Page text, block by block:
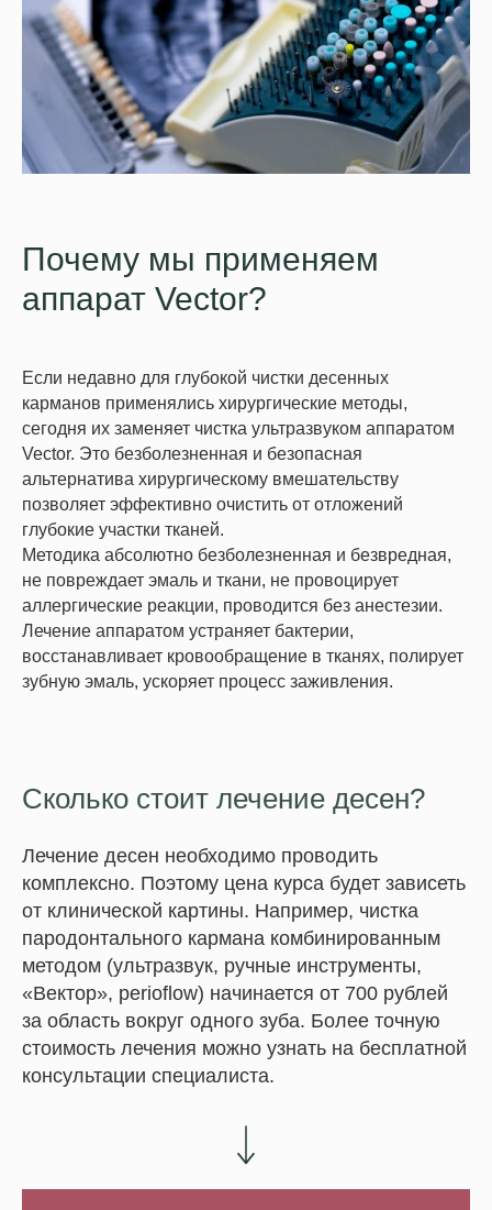
Почему мы применяем
аппарат Vector?
Если недавно для глубокой чистки десенных
карманов применялись хирургические методы,
сегодня их заменяет чистка ультразвуком аппаратом
Vector. Это безболезненная и безопасная
альтернатива хирургическому вмешательству
позволяет эффективно очистить от отложений
глубокие участки тканей.
Методика абсолютно безболезненная и безвредная,
не повреждает эмаль и ткани, не провоцирует
аллергические реакции, проводится без анестезии.
Лечение аппаратом устраняет бактерии,
восстанавливает кровообращение в тканях, полирует
зубную эмаль, ускоряет процесс заживления.
Сколько стоит лечение десен?
Лечение десен необходимо проводить
комплексно. Поэтому цена курса будет зависеть
от клинической картины. Например, чистка
пародонтального кармана комбинированным
методом (ультразвук, ручные инструменты,
«Вектор», perioflow) начинается от 700 рублей
за область вокруг одного зуба. Более точную
стоимость лечения можно узнать на бесплатной
консультации специалиста.